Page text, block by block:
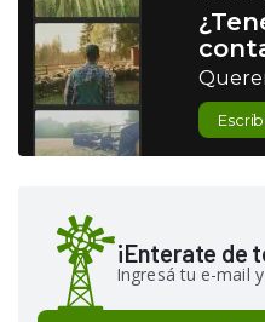
¡Enterate de
Ingresá tu e-mail